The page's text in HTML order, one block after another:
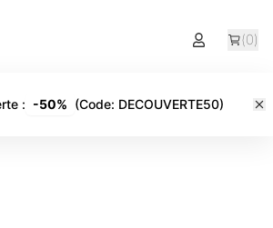
(0)
: -50% (Code: DECOUVERTE50)